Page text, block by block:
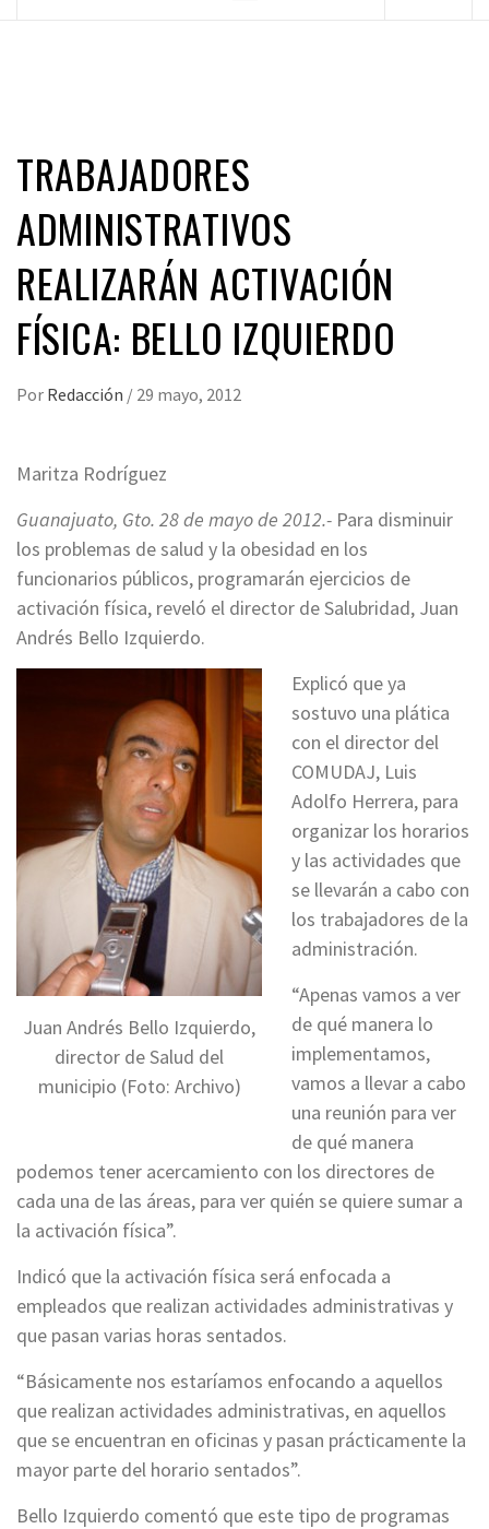
TRABAJADORES
ADMINISTRATIVOS
REALIZARÁN ACTIVACIÓN
FÍSICA: BELLO IZQUIERDO
Por Redacción / 29 mayo, 2012
Maritza Rodríguez
Guanajuato, Gto. 28 de mayo de 2012.- Para disminuir
los problemas de salud y la obesidad en los
funcionarios públicos, programarán ejercicios de
activación física, reveló el director de Salubridad, Juan
Andrés Bello Izquierdo.
Juan Andrés Bello Izquierdo,
director de Salud del
municipio (Foto: Archivo)
Explicó que ya
sostuvo una plática
con el director del
COMUDAJ, Luis
Adolfo Herrera, para
organizar los horarios
y las actividades que
se llevarán a cabo con
los trabajadores de la
administración.
“Apenas vamos a ver
de qué manera lo
implementamos,
vamos a llevar a cabo
una reunión para ver
de qué manera
podemos tener acercamiento con los directores de
cada una de las áreas, para ver quién se quiere sumar a
la activación física”.
Indicó que la activación física será enfocada a
empleados que realizan actividades administrativas y
que pasan varias horas sentados.
“Básicamente nos estaríamos enfocando a aquellos
que realizan actividades administrativas, en aquellos
que se encuentran en oficinas y pasan prácticamente la
mayor parte del horario sentados”.
Bello Izquierdo comentó que este tipo de programas